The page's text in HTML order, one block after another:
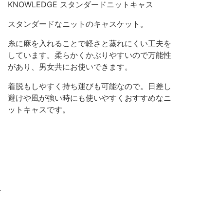
KNOWLEDGE スタンダードニットキャス
スタンダードなニットのキャスケット。
糸に麻を入れることで軽さと蒸れにくい工夫を
しています。柔らかくかぶりやすいので万能性
があり、男女共にお使いできます。
着脱もしやすく持ち運びも可能なので。日差し
避けや風が強い時にも使いやすくおすすめなニ
ットキャスです。